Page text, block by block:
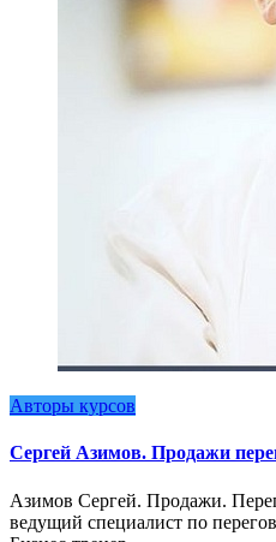
Авторы курсов
Сергей Азимов. Продажи
Азимов Сергей. Продажи.
ведущий специалист по